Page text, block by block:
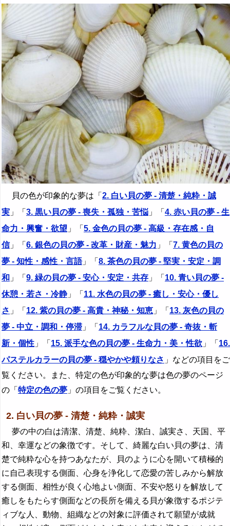
貝の色が印象的な夢は「 2. 白い貝の夢 - 清楚・純粋・誠
実 」「 3. 黒い貝の夢 - 喪失・孤独・苦悩 」「 4. 赤い貝の夢 - 生
命力・興奮・欲望 」「 5. 金色の貝の夢 - 高級・存在感・自
信」「 6. 銀色の貝の夢 - 改革・財産・魅力 」「 7. 黄色の貝の
夢 - 知性・感性・言語」「 8. 茶色の貝の夢 - 堅実・安定・調
和 」「 9. 緑の貝の夢 - 安心・安定・共存 」「 10. 青い貝の夢 -
休憩・若さ・冷静」「 11. 水色の貝の夢 - 癒し・安心・優し
さ 」「 12. 紫の貝の夢 - 高貴・神秘・知恵 」「 13. 灰色の貝の
夢 - 中立・調和・停滞 」「 14. カラフルな貝の夢 - 奇抜・斬
新・個性 」「 15. 派手な色の貝の夢 - 生命力・美・性欲 」「 16.
パステルカラーの貝の夢 - 穏やかや頼りなさ 」などの項目をご
覧ください。また、特定の色が印象的な夢は色の夢のページ
の「 特定の色の夢 」の項目をご覧ください。
2. 白い貝の夢 - 清楚・純粋・誠実
夢の中の白は清潔、清楚、純粋、潔白、誠実さ、天国、平
和、幸運などの象徴です。そして、綺麗な白い貝の夢は、清
楚で純粋な心を持つあなたが、貝のように心を開いて積極的
に自己表現する側面、心身を浄化して恋愛の苦しみから解放
する側面、相性が良く心地よい側面、不安や怒りを解放して
癒しをもたらす側面などの長所を備える貝が象徴するポジテ
ィブな人、動物、組織などの対象に評価されて願望が成就